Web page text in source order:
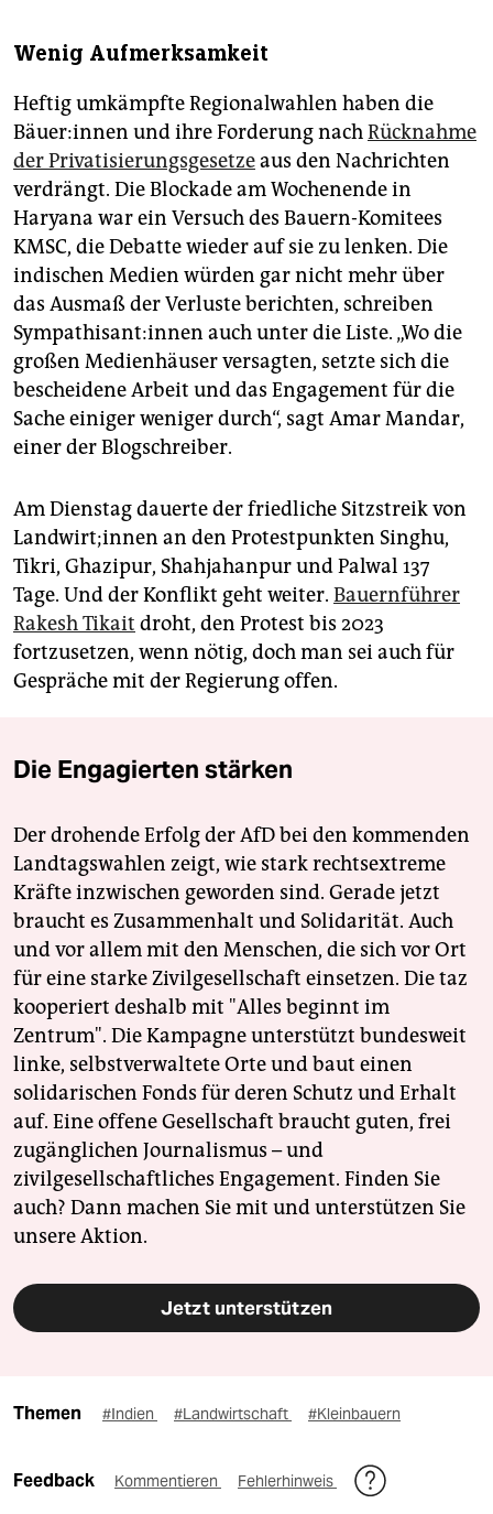
Wenig Aufmerksamkeit
Heftig umkämpfte Regionalwahlen haben die
Bäue­r:in­nen und ihre Forderung nachRücknahme
der Privatisierungsgesetzeaus den Nachrichten
verdrängt. Die Blockade am Wochenende in
Haryana war ein Versuch des Bauern-Komitees
KMSC, die Debatte wieder auf sie zu lenken. Die
indischen Medien würden gar nicht mehr über
das Ausmaß der Verluste berichten, schreiben
Sym­pa­thi­san­t:in­nen auch unter die Liste. „Wo die
großen Medienhäuser versagten, setzte sich die
bescheidene Arbeit und das Engagement für die
Sache einiger weniger durch“, sagt Amar Mandar,
einer der Blogschreiber.
Am Dienstag dauerte der friedliche Sitzstreik von
Landwirt;innen an den Protestpunkten Singhu,
Tikri, Ghazipur, Shahjahanpur und Palwal 137
Tage. Und der Konflikt geht weiter. Bauernführer
Rakesh Tikait droht, den Protest bis 2023
fortzusetzen, wenn nötig, doch man sei auch für
Gespräche mit der Regierung offen.
Die Engagierten stärken
Der drohende Erfolg der AfD bei den kommenden
Landtagswahlen zeigt, wie stark rechtsextreme
Kräfte inzwischen geworden sind. Gerade jetzt
braucht es Zusammenhalt und Solidarität. Auch
und vor allem mit den Menschen, die sich vor Ort
für eine starke Zivilgesellschaft einsetzen. Die taz
kooperiert deshalb mit "Alles beginnt im
Zentrum". Die Kampagne unterstützt bundesweit
linke, selbstverwaltete Orte und baut einen
solidarischen Fonds für deren Schutz und Erhalt
auf. Eine offene Gesellschaft braucht guten, frei
zugänglichen Journalismus – und
zivilgesellschaftliches Engagement. Finden Sie
auch? Dann machen Sie mit und unterstützen Sie
unsere Aktion.
Jetzt unterstützen
Themen #Indien #Landwirtschaft #Kleinbauern
Feedback Kommentieren Fehlerhinweis